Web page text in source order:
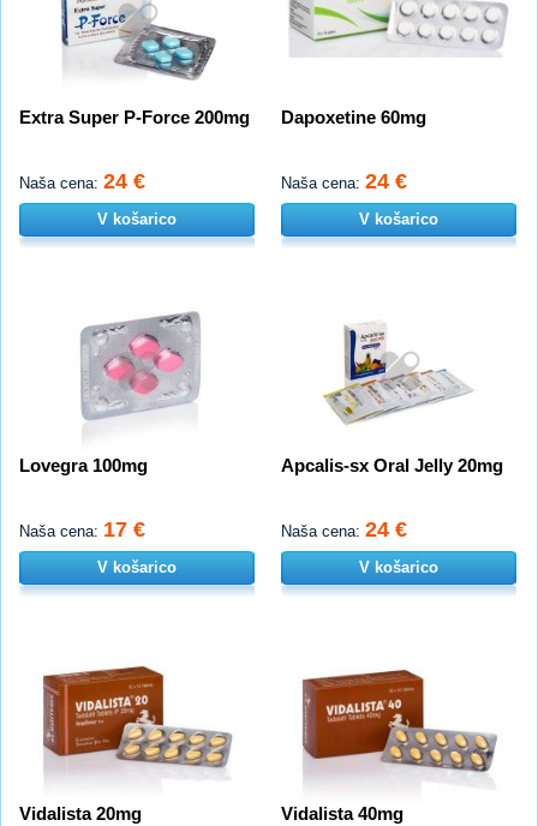
Extra Super P-Force 200mg
Naša cena: 24 €
V košarico
Dapoxetine 60mg
Naša cena: 24 €
V košarico
Lovegra 100mg
Naša cena: 17 €
V košarico
Apcalis-sx Oral Jelly 20mg
Naša cena: 24 €
V košarico
Vidalista 20mg Vidalista 40mg